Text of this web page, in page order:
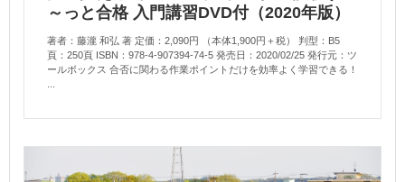
～っと合格 入門講習DVD付（2020年版）
著者：藤瀧 和弘 著 定価：2,090円 （本体1,900円＋税） 判型：B5
頁：250頁 ISBN：978-4-907394-74-5 発売日：2020/02/25 発行元：ツ
ールボックス 合否に関わる作業ポイントだけを効率よく学習できる！